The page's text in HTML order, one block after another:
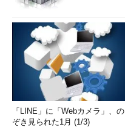
「LINE」に「Webカメラ」、の
ぞき見られた1月 (1/3)